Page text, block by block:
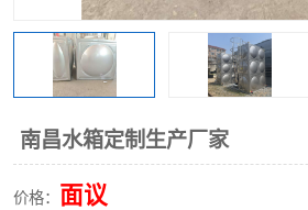
南昌水箱定制生产厂家
价格： 面议